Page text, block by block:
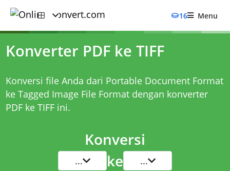
16 Menu
Konverter PDF ke TIFF
Konversi file Anda dari Portable Document Format
ke Tagged Image File Format dengan konverter
PDF ke TIFFini.
Konversi
... ke ...